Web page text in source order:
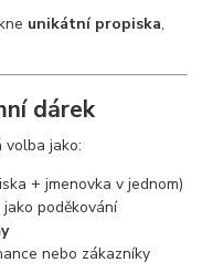
unikátní propiska,
dárek
volba jako:
+ jmenovka v jednom)
poděkování
nebo zákazníky